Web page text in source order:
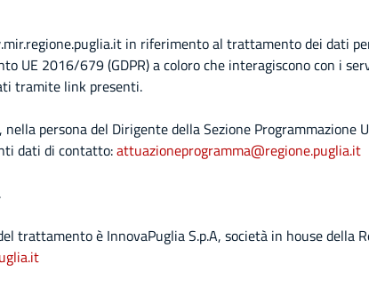
in riferimento al trattamento dei dati
UE 2016/679 (GDPR) a coloro che interagiscono con i
tramite link presenti.
persona del Dirigente della Sezione
dati di contatto:attuazioneprogramma@regione.puglia.it
trattamento è InnovaPuglia S.p.A, società in house della